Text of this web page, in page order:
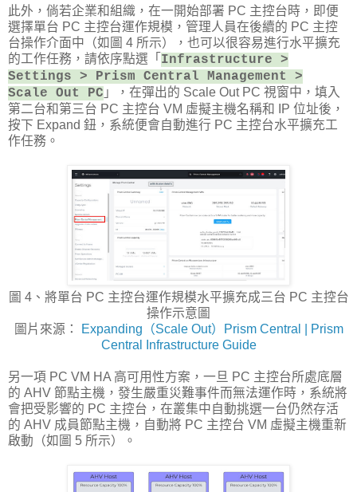
此外，倘若企業和組織，在一開始部署 PC 主控台時，即便
選擇單台 PC 主控台運作規模，管理人員在後續的 PC 主控
台操作介面中（如圖 4 所示），也可以很容易進行水平擴充
的工作任務，請依序點選「 Infrastructure >
Settings > Prism Central Management >
Scale Out PC 」，在彈出的 Scale Out PC 視窗中，填入
第二台和第三台 PC 主控台 VM 虛擬主機名稱和 IP 位址後，
按下 Expand 鈕，系統便會自動進行 PC 主控台水平擴充工
作任務。
圖 4、將單台 PC 主控台運作規模水平擴充成三台 PC 主控台
操作示意圖
圖片來源：
Expanding（Scale Out）Prism Central | Prism
Central Infrastructure Guide
另一項 PC VM HA 高可用性方案，一旦 PC 主控台所處底層
的 AHV 節點主機，發生嚴重災難事件而無法運作時，系統將
會把受影響的 PC 主控台，在叢集中自動挑選一台仍然存活
的 AHV 成員節點主機，自動將 PC 主控台 VM 虛擬主機重新
啟動（如圖 5 所示）。